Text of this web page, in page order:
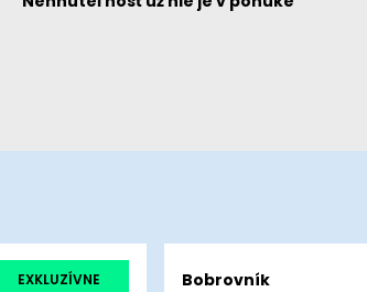
EXKLUZÍVNE Bobrovník